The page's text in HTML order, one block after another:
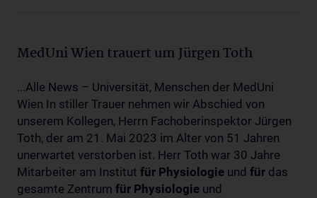
MedUni Wien trauert um Jürgen Toth
...Alle News – Universität, Menschen der MedUni
Wien In stiller Trauer nehmen wir Abschied von
unserem Kollegen, Herrn Fachoberinspektor Jürgen
Toth, der am 21. Mai 2023 im Alter von 51 Jahren
unerwartet verstorben ist. Herr Toth war 30 Jahre
Mitarbeiter am Institut für Physiologie und für das
gesamte Zentrum für Physiologie und